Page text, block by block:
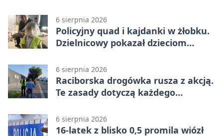
6 sierpnia 2026
Policyjny quad i kajdanki w żłobku.
Dzielnicowy pokazał dzieciom
6 sierpnia 2026
Raciborska drogówka rusza z akcją.
Te zasady dotyczą każdego
6 sierpnia 2026
16-latek z blisko 0,5 promila wiózł